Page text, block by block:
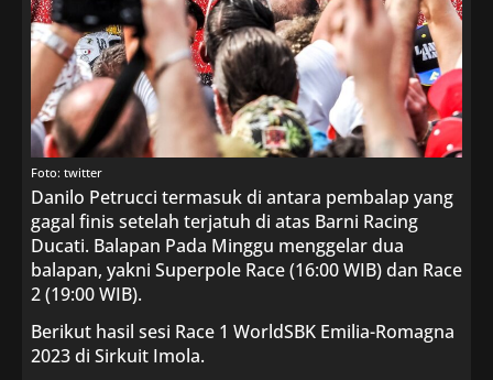
Foto: twitter
Danilo Petrucci termasuk di antara pembalap yang
gagal finis setelah terjatuh di atas Barni Racing
Ducati. Balapan Pada Minggu menggelar dua
balapan, yakni Superpole Race (16:00 WIB) dan Race
2 (19:00 WIB).
Berikut hasil sesi Race 1 WorldSBK Emilia-Romagna
2023 di Sirkuit Imola.